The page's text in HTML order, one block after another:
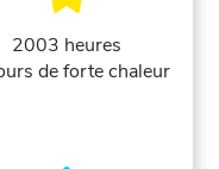
2003 heures
de forte chaleur